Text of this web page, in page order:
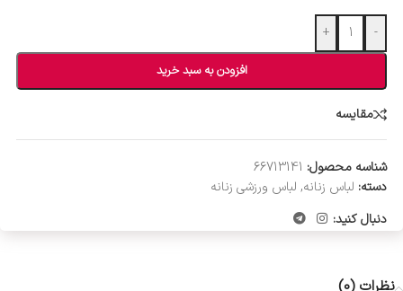
-
+
افزودن به سبد خرید
مقایسه
شناسه محصول: 66713141
دسته: لباس زنانه, لباس ورزشی زنانه
دنبال کنید: